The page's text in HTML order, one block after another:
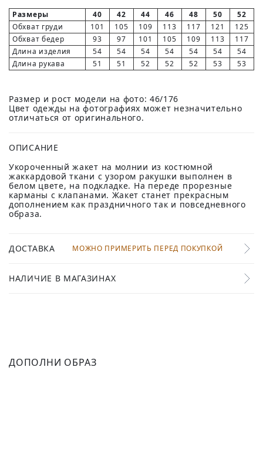
Размеры 40 42 44 46 48 50
52
Обхват груди
101 105 109 113 117 121
125
Обхват бедер
93 97 101 105 109 113
117
Длина изделия
54 54 54 54 54 54
54
Длина рукава
51 51 52 52 52 53 53
Размер и рост модели на фото: 46/176
Цвет одежды на фотографиях может незначительно
отличаться от оригинального.
ОПИСАНИЕ
Укороченный жакет на молнии из костюмной
жаккардовой ткани с узором ракушки выполнен в
белом цвете, на подкладке. На переде прорезные
карманы c клапанами. Жакет станет прекрасным
дополнением как праздничного так и повседневного
образа.
ДОСТАВКА МОЖНО ПРИМЕРИТЬ ПЕРЕД ПОКУПКОЙ
НАЛИЧИЕ В МАГАЗИНАХ
ДОПОЛНИ ОБРАЗ